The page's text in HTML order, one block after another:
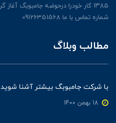
۱۳۸۵ کار خودرا درحوضه جامبوبگ آغاز گردیده است.
شماره تماس با ما 09126351568
مطالب وبلاگ
با شرکت جامبوبگ بیشتر آشنا شوید